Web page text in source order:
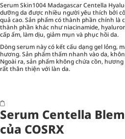
Serum Skin1004 Madagascar Centella
dưỡng da được nhiều người yêu thích bởi
quả cao. Sản phẩm có thành phần chính là
thành phần khác như niacinamide,
cấp ẩm, làm dịu, giảm mụn và phục hồi da.
Dòng serum này có kết cấu dạng gel lỏng,
hương. Sản phẩm thấm nhanh vào da,
Ngoài ra, sản phẩm không chứa cồn,
rất thân thiện với làn da.
Serum Centella
của COSRX